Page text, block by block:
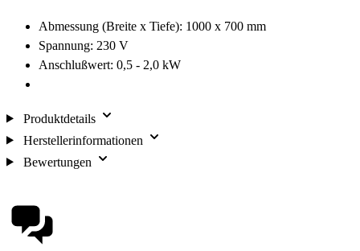
Abmessung (Breite x Tiefe): 1000 x 700 mm
Spannung: 230 V
Anschlußwert: 0,5 - 2,0 kW
Produktdetails
Herstellerinformationen
Bewertungen